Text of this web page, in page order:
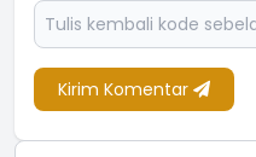
Kirim Komentar